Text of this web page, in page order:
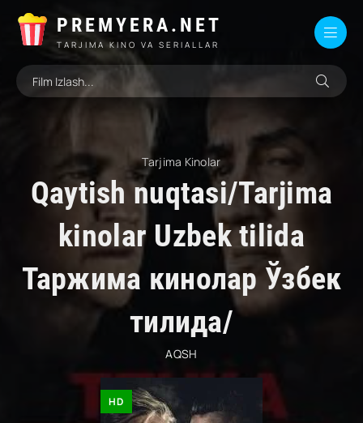
PREMYERA.NET
TARJIMA KINO VA SERIALLAR
Tarjima Kinolar
Qaytish nuqtasi/Tarjima
kinolar Uzbek tilida
Таржима кинолар Ўзбек
тилида/
AQSH
HD